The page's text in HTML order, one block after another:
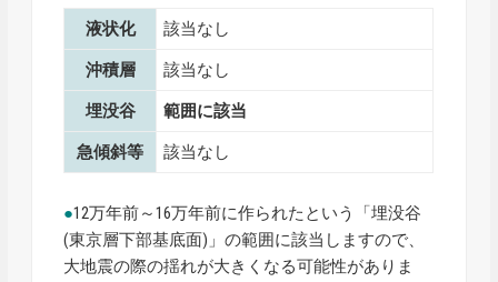
液状化 該当なし
沖積層 該当なし
埋没谷 範囲に該当
急傾斜等 該当なし
●12万年前～16万年前に作られたという「埋没谷
(東京層下部基底面)」の範囲に該当しますので、
大地震の際の揺れが大きくなる可能性がありま